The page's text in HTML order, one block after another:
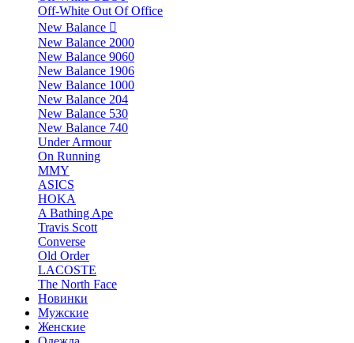
Off-White Out Of Office
New Balance
New Balance 2000
New Balance 9060
New Balance 1906
New Balance 1000
New Balance 204
New Balance 530
New Balance 740
Under Armour
On Running
MMY
ASICS
HOKA
A Bathing Ape
Travis Scott
Converse
Old Order
LACOSTE
The North Face
Новинки
Мужские
Женские